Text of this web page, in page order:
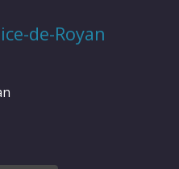
de-Royan